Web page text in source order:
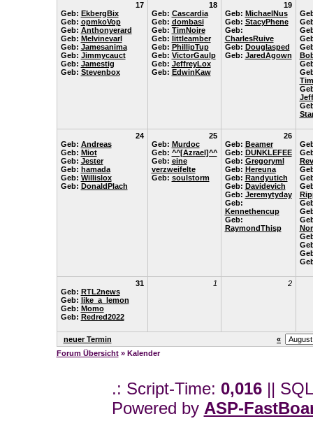
17
Geb: EkbergBix
Geb: opmkoVop
Geb: Anthonyerard
Geb: Melvinevarl
Geb: Jamesanima
Geb: Jimmycauct
Geb: Jamestig
Geb: Stevenbox
18
Geb: Cascardia
Geb: dombasi
Geb: TimNoire
Geb: littleamber
Geb: PhillipTup
Geb: VictorGaulp
Geb: JeffreyLox
Geb: EdwinKaw
19
Geb: MichaelNus
Geb: StacyPhene
Geb:
CharlesRuive
Geb: Douglasped
Geb: JaredAgown
24
Geb: Andreas
Geb: Miot
Geb: Jester
Geb: hamada
Geb: Willislox
Geb: DonaldPlach
25
Geb: Murdoc
Geb: ^^[Azrael]^^
Geb: eine
verzweifelte
Geb: soulstorm
26
Geb: Beamer
Geb: DUNKLEFEE
Geb: Gregoryml
Geb: Hereuna
Geb: Randyutich
Geb: Davidevich
Geb: Jeremytyday
Geb:
Kennethencup
Geb:
RaymondThisp
31
Geb: RTL2news
Geb: like_a_lemon
Geb: Momo
Geb: Redred2022
1 2
neuer Termin
«
Forum Übersicht» Kalender
.: Script-Time: 0,016||
Powered by ASP-